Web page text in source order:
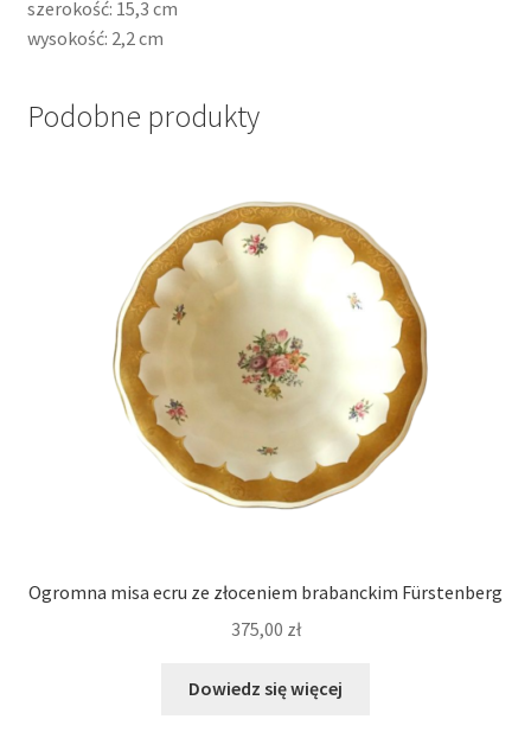
szerokość: 15,3 cm
wysokość: 2,2 cm
Podobne produkty
Ogromna misa ecru ze złoceniem brabanckim Fürstenberg
375,00 zł
Dowiedz się więcej